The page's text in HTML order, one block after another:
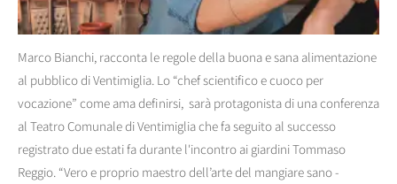
Marco Bianchi, racconta le regole della buona e sana alimentazione
al pubblico di Ventimiglia. Lo “chef scientifico e cuoco per
vocazione” come ama definirsi, sarà protagonista di una conferenza
al Teatro Comunale di Ventimiglia che fa seguito al successo
registrato due estati fa durante l'incontro ai giardini Tommaso
Reggio. “Vero e proprio maestro dell’arte del mangiare sano -